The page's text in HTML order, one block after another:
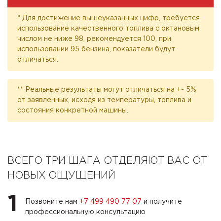
* Для достижение вышеуказанных цифр, требуется
использование качественного топлива с октановым
числом не ниже 98, рекомендуется 100, при
использовании 95 бензина, показатели будут
отличаться.
** Реальные результаты могут отличаться на +- 5%
от заявленных, исходя из температуры, топлива и
состояния конкретной машины.
ВСЕГО ТРИ ШАГА ОТДЕЛЯЮТ ВАС ОТ
НОВЫХ ОЩУЩЕНИЙ
1 Позвоните нам +7 499 490 77 07 и получите
профессиональную консультацию